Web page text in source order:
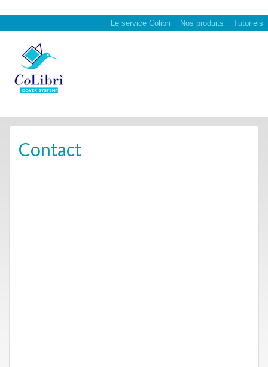
Le service Colibri Nos produits Tutoriels
Contact